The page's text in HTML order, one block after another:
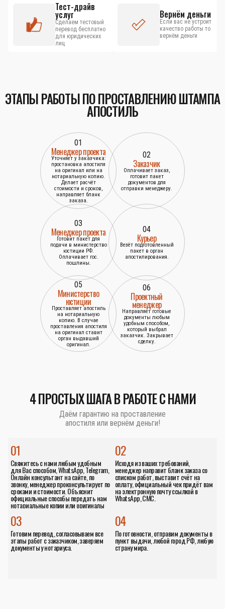
Тест-драйв
услуг
Сделаем тестовый
перевод бесплатно
для юридических
лиц
Вернём деньги
Если вас не устроит
качество работы то
вернём деньги
ЭТАПЫ РАБОТЫ ПО ПРОСТАВЛЕНИЮ ШТАМПА
АПОСТИЛЬ
01
Менеджер проекта
Уточняет у заказчика:
простановка апостиля
на оригинал или на
нотариальную копию.
Делает расчёт
стоимости и сроков,
направляет бланк
заказа.
02
Заказчик
Оплачивает заказ,
готовит пакет
документов для
отправки менеджеру.
03
Менеджер проекта
Готовит пакет для
подачи в министерство
юстиции РФ.
Оплачивает гос.
пошлины.
04
Курьер
Везёт подготовленный
пакет в орган
апостилирования.
05
Министерство
юстиции
Проставляет апостиль
на нотариальную
копию. В случае
проставления апостиля
на оригинал ставит
орган выдавший
оригинал.
06
Проектный
менеджер
Направляет готовые
документы любым
удобным способом,
который выбрал
заказчик. Закрывает
сделку.
4 ПРОСТЫХ ШАГА В РАБОТЕ С НАМИ
Даём гарантию на проставление
апостиля или вернём деньги!
01
Свяжитесь с нами любым удобным
для Вас способом, WhatsApp, Telegram,
Онлайн консультант на сайте, по
звонку, менеджер проконсультирует по
сроками и стоимости. Объяснит
официальные способы передать нам
нотариальные копии или оригиналы
02
Исходя из ваших требований,
менеджер направит бланк заказа со
списком работ, выставит счёт на
оплату, официальный чек придёт вам
на электронную почту ссылкой в
WhatsApp, СМС.
04
По готовности, отправим документы в
пункт выдачи, любой город РФ, любую
страну мира.
03
Готовим перевод, согласовываем все
этапы работ с заказчиком, заверяем
документы у нотариуса.